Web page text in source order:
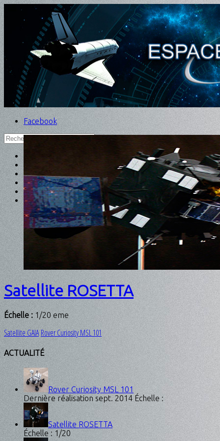
Facebook
MAQUETTE / PROTOTYPE
SÉRIE
LOCATION
CONTACT
Satellite ROSETTA
Échelle : 1/20 eme
Satellite GAIA Rover Curiosity MSL 101
ACTUALITÉ
Rover Curiosity MSL 101
Dernière réalisation sept. 2014 Échelle :
Satellite ROSETTA
Échelle : 1/20